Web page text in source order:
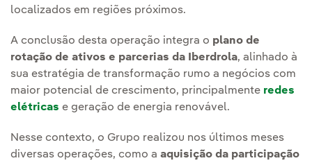
localizados em regiões próximos.
A conclusão desta operação integra o plano de
rotação de ativos e parcerias da Iberdrola, alinhado à
sua estratégia de transformação rumo a negócios com
maior potencial de crescimento, principalmente redes
elétricas e geração de energia renovável.
Nesse contexto, o Grupo realizou nos últimos meses
diversas operações, como a aquisição da participação